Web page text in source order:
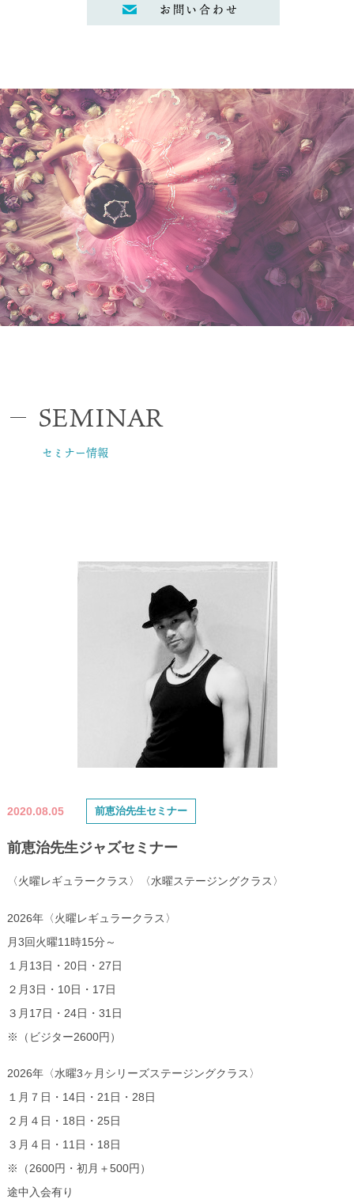
お問い合わせ
SEMINAR
セミナー情報
2020.08.05
前恵治先生ジャズセミナー
前恵治先生セミナー
〈火曜レギュラークラス〉〈水曜ステージングクラス〉
2026年〈火曜レギュラークラス〉
月3回火曜11時15分～
１月13日・20日・27日
２月3日・10日・17日
３月17日・24日・31日
※（ビジター2600円）
2026年〈水曜3ヶ月シリーズステージングクラス〉
１月７日・14日・21日・28日
２月４日・18日・25日
３月４日・11日・18日
※（2600円・初月＋500円）
途中入会有り